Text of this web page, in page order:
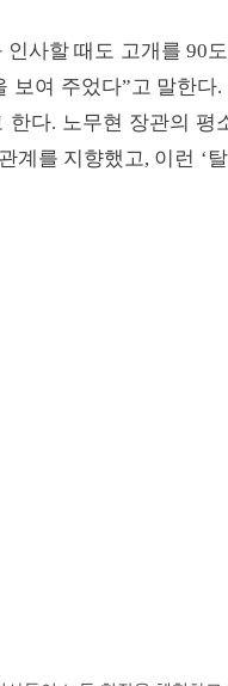
사할 때도 고개를 90
여 주었다”고 말한
다. 노무현 장관의 평
를 지향했고, 이런 ‘